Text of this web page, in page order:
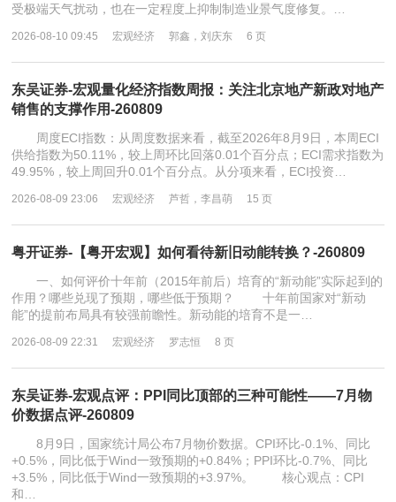
受极端天气扰动，也在一定程度上抑制制造业景气度修复。…
2026-08-10 09:45 宏观经济 郭鑫，刘庆东 6 页
东吴证券-宏观量化经济指数周报：关注北京地产新政对地产
销售的支撑作用-260809
周度ECI指数：从周度数据来看，截至2026年8月9日，本周ECI
供给指数为50.11%，较上周环比回落0.01个百分点；ECI需求指数为
49.95%，较上周回升0.01个百分点。从分项来看，ECI投资…
2026-08-09 23:06 宏观经济 芦哲，李昌萌 15 页
粤开证券-【粤开宏观】如何看待新旧动能转换？-260809
一、如何评价十年前（2015年前后）培育的“新动能”实际起到的
作用？哪些兑现了预期，哪些低于预期？ 十年前国家对“新动
能”的提前布局具有较强前瞻性。新动能的培育不是一…
2026-08-09 22:31 宏观经济 罗志恒 8 页
东吴证券-宏观点评：PPI同比顶部的三种可能性——7月物
价数据点评-260809
8月9日，国家统计局公布7月物价数据。CPI环比-0.1%、同比
+0.5%，同比低于Wind一致预期的+0.84%；PPI环比-0.7%、同比
+3.5%，同比低于Wind一致预期的+3.97%。 核心观点：CPI
和…